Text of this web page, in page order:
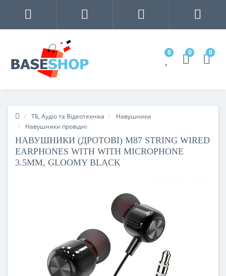
0 0 0
ТБ, Аудіо та Відеотехніка
Навушники
Навушники провідні
НАВУШНИКИ (ДРОТОВІ) M87 STRING WIRED
EARPHONES WITH WITH MICROPHONE
3.5MM, GLOOMY BLACK